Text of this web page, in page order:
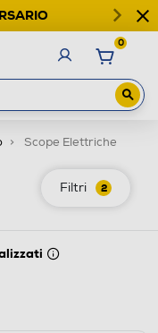
0
Scope Elettriche
Filtri 2